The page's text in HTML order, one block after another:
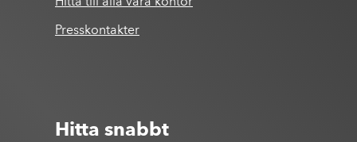
Presskontakter
Hitta snabbt